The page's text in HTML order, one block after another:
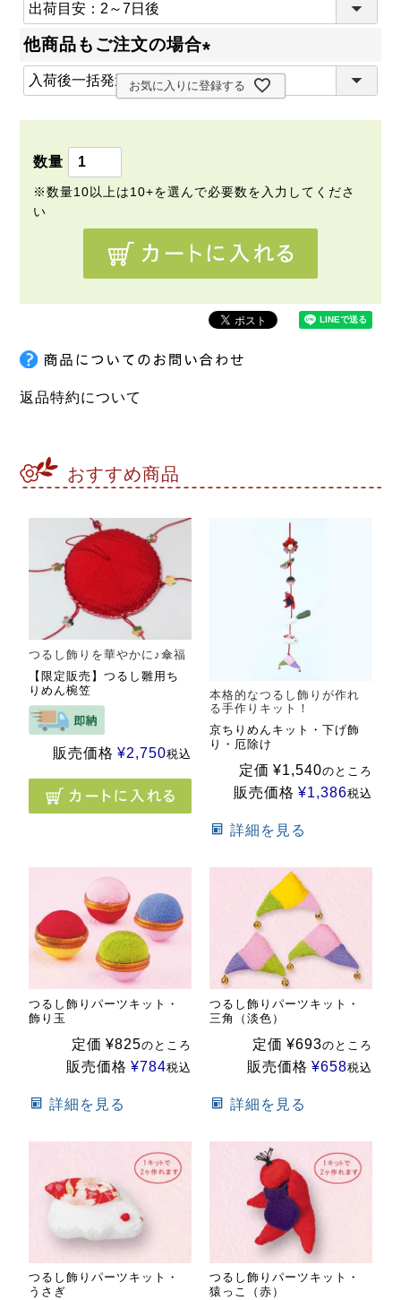
必
須
)
他商品もご注文の場合
(
お気に入りに登録する
返品特約について
おすすめ商品
つるし飾りを華やかに♪傘福
【限定販売】つるし雛用ち
りめん椀笠
販売価格 ¥2,750税込
本格的なつるし飾りが作れ
る手作りキット！
京ちりめんキット・下げ飾
り・厄除け
定価 ¥1,540のところ
販売価格 ¥1,386税込
詳細を見る
つるし飾りパーツキット・
飾り玉
定価 ¥825のところ
販売価格 ¥784税込
詳細を見る
つるし飾りパーツキット・
三角（淡色）
定価 ¥693のところ
販売価格 ¥658税込
詳細を見る
つるし飾りパーツキット・
うさぎ
つるし飾りパーツキット・
猿っこ（赤）